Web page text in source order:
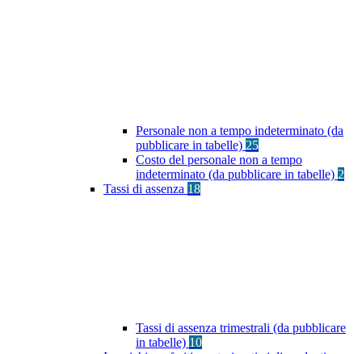
Personale non a tempo indeterminato (da
pubblicare in tabelle) 25
Costo del personale non a tempo
indeterminato (da pubblicare in tabelle) 2
Tassi di assenza 18
Tassi di assenza trimestrali (da pubblicare
in tabelle) 10